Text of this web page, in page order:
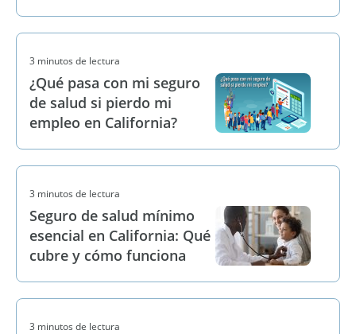
3 minutos de lectura
¿Qué pasa con mi seguro
de salud si pierdo mi
empleo en California?
3 minutos de lectura
Seguro de salud mínimo
esencial en California: Qué
cubre y cómo funciona
3 minutos de lectura